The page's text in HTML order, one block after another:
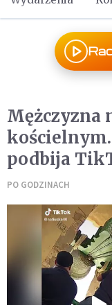
Mężczyzna
podbija
PO GODZINACH